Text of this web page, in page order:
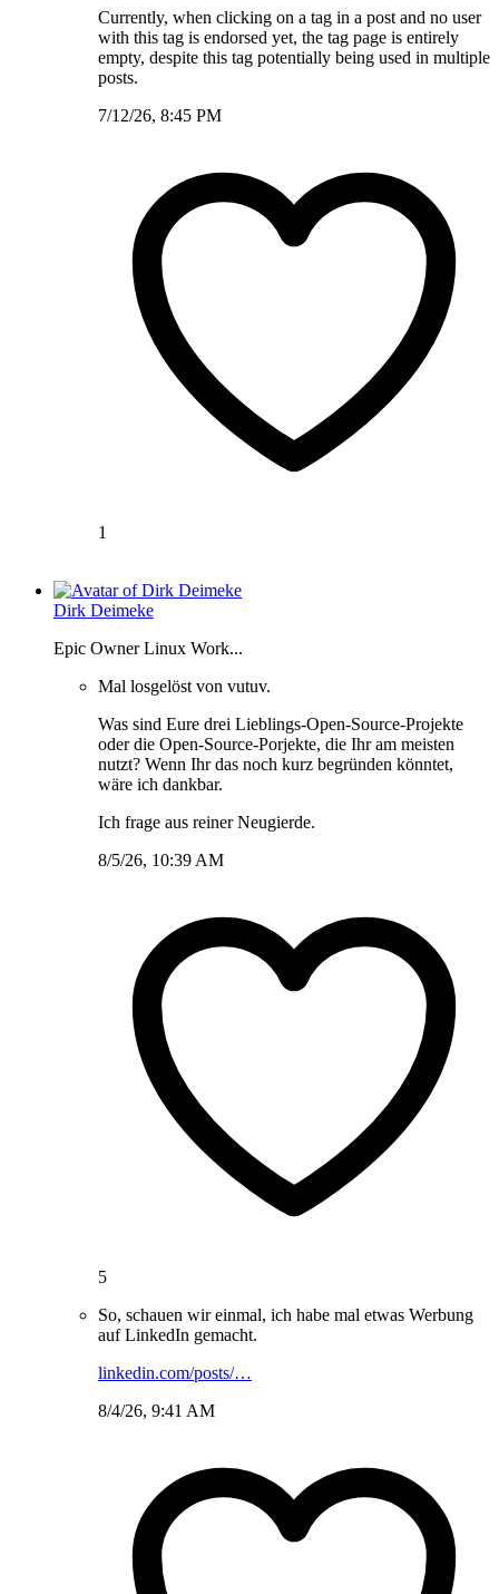
Currently, when clicking on a tag in a post and no user
with this tag is endorsed yet, the tag page is entirely
empty, despite this tag potentially being used in multiple
posts.
7/12/26, 8:45 PM
1
Dirk Deimeke
Epic Owner Linux Work...
Mal losgelöst von vutuv.
Was sind Eure drei Lieblings-Open-Source-Projekte
oder die Open-Source-Porjekte, die Ihr am meisten
nutzt? Wenn Ihr das noch kurz begründen könntet,
wäre ich dankbar.
Ich frage aus reiner Neugierde.
8/5/26, 10:39 AM
5
So, schauen wir einmal, ich habe mal etwas Werbung
auf LinkedIn gemacht.
linkedin.com/posts/…
8/4/26, 9:41 AM